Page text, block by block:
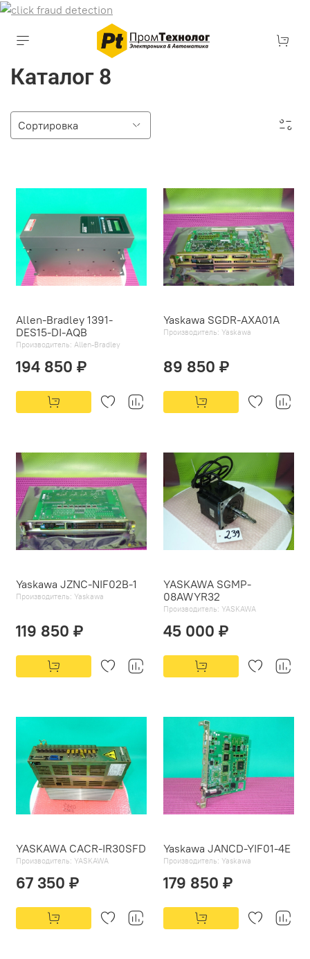
Каталог 8
Allen-Bradley 1391-
DES15-DI-AQB
Производитель: Allen-Bradley
194 850 ₽
Yaskawa SGDR-AXA01A
Производитель: Yaskawa
89 850 ₽
Yaskawa JZNC-NIF02B-1
Производитель: Yaskawa
119 850 ₽
YASKAWA SGMP-
08AWYR32
Производитель: YASKAWA
45 000 ₽
YASKAWA CACR-IR30SFD
Производитель: YASKAWA
67 350 ₽
Yaskawa JANCD-YIF01-4E
Производитель: Yaskawa
179 850 ₽